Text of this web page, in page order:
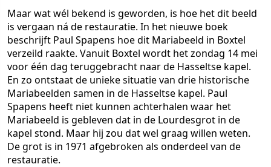
Maar wat wél bekend is geworden, is hoe het dit beeld
is vergaan ná de restauratie. In het nieuwe boek
beschrijft Paul Spapens hoe dit Mariabeeld in Boxtel
verzeild raakte. Vanuit Boxtel wordt het zondag 14 mei
voor één dag teruggebracht naar de Hasseltse kapel.
En zo ontstaat de unieke situatie van drie historische
Mariabeelden samen in de Hasseltse kapel. Paul
Spapens heeft niet kunnen achterhalen waar het
Mariabeeld is gebleven dat in de Lourdesgrot in de
kapel stond. Maar hij zou dat wel graag willen weten.
De grot is in 1971 afgebroken als onderdeel van de
restauratie.